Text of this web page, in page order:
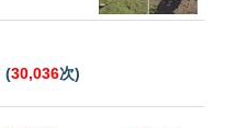
(30,036次)